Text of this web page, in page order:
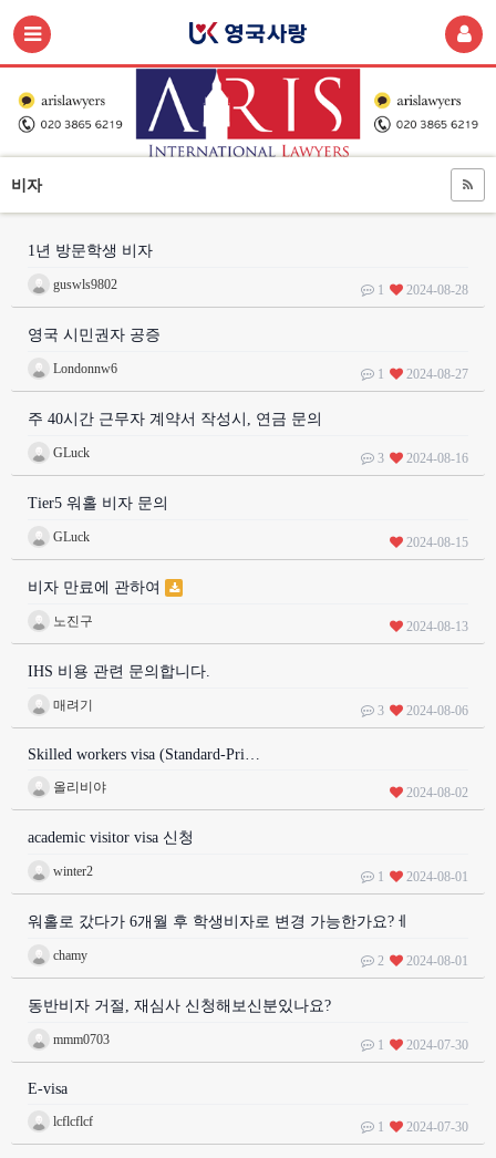
비자
1년 방문학생 비자
guswls9802 1 2024-08-28
영국 시민권자 공증
Londonnw6 1 2024-08-27
주 40시간 근무자 계약서 작성시, 연금 문의
GLuck 3 2024-08-16
Tier5 워홀 비자 문의
GLuck 2024-08-15
비자 만료에 관하여
노진구 2024-08-13
IHS 비용 관련 문의합니다.
매려기 3 2024-08-06
Skilled workers visa (Standard-Pri…
올리비야 2024-08-02
academic visitor visa 신청
winter2 1 2024-08-01
워홀로 갔다가 6개월 후 학생비자로 변경 가능한가요?ㅔ
chamy 2 2024-08-01
동반비자 거절, 재심사 신청해보신분있나요?
mmm0703 1 2024-07-30
E-visa
lcflcflcf 1 2024-07-30